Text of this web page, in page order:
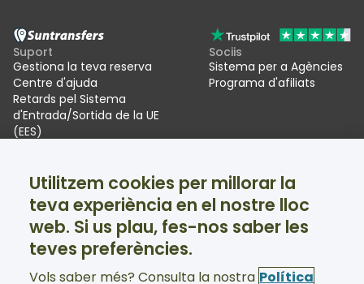
Suport
Gestiona la teva reserva
Centre d'ajuda
Retards pel Sistema
d'Entrada/Sortida de la UE
(EES)
Sociis
Sistema per a Agències
Programa d'afiliats
Qui som
Ressenyes
Trasllats per a estacions
d'esquí
Facebook
Twitter
Suport disponible 24/7
Utilitzem cookies per millorar la
teva experiència en el nostre lloc
web. Si us plau, fes-nos saber les
teves preferències.
Vols saber més? Consulta la nostra Política